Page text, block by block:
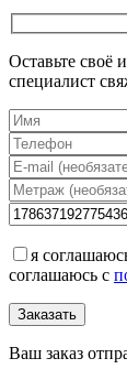
Оставьте своё
специалист
я
соглашаюсь с
Заказать
Ваш заказ